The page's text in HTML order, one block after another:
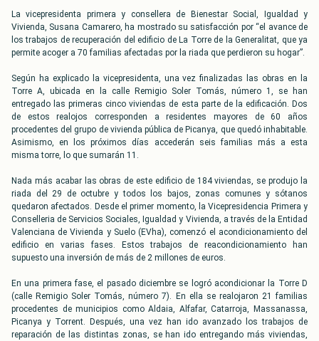
La vicepresidenta primera y consellera de Bienestar Social, Igualdad y
Vivienda, Susana Camarero, ha mostrado su satisfacción por “el avance de
los trabajos de recuperación del edificio de La Torre de la Generalitat, que ya
permite acoger a 70 familias afectadas por la riada que perdieron su hogar”.
Según ha explicado la vicepresidenta, una vez finalizadas las obras en la
Torre A, ubicada en la calle Remigio Soler Tomás, número 1, se han
entregado las primeras cinco viviendas de esta parte de la edificación. Dos
de estos realojos corresponden a residentes mayores de 60 años
procedentes del grupo de vivienda pública de Picanya, que quedó inhabitable.
Asimismo, en los próximos días accederán seis familias más a esta
misma torre, lo que sumarán 11.
Nada más acabar las obras de este edificio de 184 viviendas, se produjo la
riada del 29 de octubre y todos los bajos, zonas comunes y sótanos
quedaron afectados. Desde el primer momento, la Vicepresidencia Primera y
Conselleria de Servicios Sociales, Igualdad y Vivienda, a través de la Entidad
Valenciana de Vivienda y Suelo (EVha), comenzó el acondicionamiento del
edificio en varias fases. Estos trabajos de reacondicionamiento han
supuesto una inversión de más de 2 millones de euros.
En una primera fase, el pasado diciembre se logró acondicionar la Torre D
(calle Remigio Soler Tomás, número 7). En ella se realojaron 21 familias
procedentes de municipios como Aldaia, Alfafar, Catarroja, Massanassa,
Picanya y Torrent. Después, una vez han ido avanzado los trabajos de
reparación de las distintas zonas, se han ido entregando más viviendas,